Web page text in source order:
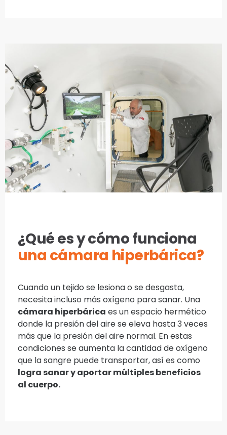
¿Qué es y cómo funciona
una cámara hiperbárica?
Cuando un tejido se lesiona o se desgasta,
necesita incluso más oxígeno para sanar. Una
cámara hiperbárica es un espacio hermético
donde la presión del aire se eleva hasta 3 veces
más que la presión del aire normal. En estas
condiciones se aumenta la cantidad de oxígeno
que la sangre puede transportar, así es como
logra sanar y aportar múltiples beneficios
al cuerpo.